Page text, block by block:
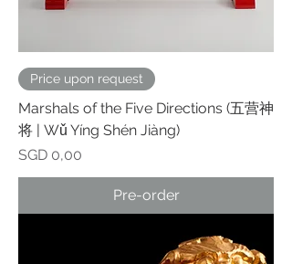
Price upon request
Marshals of the Five Directions (五营神
将 | Wǔ Yíng Shén Jiàng)
Prijs
SGD 0,00
Pre-order